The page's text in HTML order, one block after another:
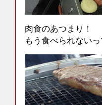
肉食のあつまり！
もう食べられない